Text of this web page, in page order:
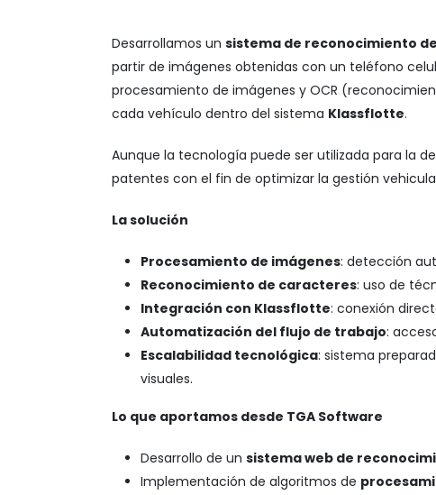
Desarrollamos un sistema de reconocimiento
partir de imágenes obtenidas con un teléfono
procesamiento de imágenes y OCR
cada vehículo dentro del sistema Klassflotte.
Aunque la tecnología puede ser utilizada para la
patentes con el fin de optimizar la gestión
La solución
Procesamiento de imágenes: detección
Reconocimiento de caracteres: uso de
Integración con Klassflotte: conexión
Automatización del flujo de trabajo:
Escalabilidad tecnológica: sistema
visuales.
Lo que aportamos desde TGA Software
Desarrollo de un sistema web de
Implementación de algoritmos de